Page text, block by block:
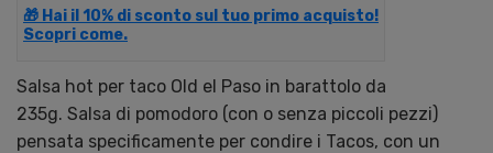
🎁 Hai il 10% di sconto sul tuo primo acquisto!
Scopri come.
Salsa hot per taco Old el Paso in barattolo da
235g. Salsa di pomodoro (con o senza piccoli pezzi)
pensata specificamente per condire i Tacos, con un